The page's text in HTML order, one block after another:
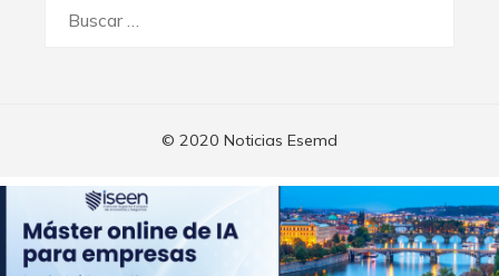
© 2020 Noticias Esemd